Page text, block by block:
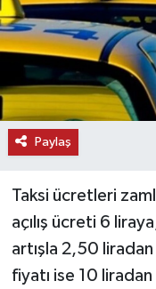
Paylaş
Taksi ücretleri
açılış ücreti 6
artışla 2,50
fiyatı ise 10 liradan
MAGAZİN
ÖZEL HABER
SAĞLIK
TEKNOLOJİ